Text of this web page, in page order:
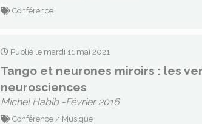
Conférence
Publié le mardi 11 mai 2021
Tango et neurones miroirs : les
neurosciences
Michel Habib -Février 2016
Conférence / Musique